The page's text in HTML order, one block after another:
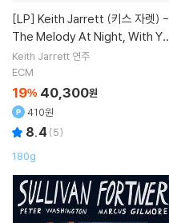
[LP]
The Melody At Night, With Yo
u [LP]
Keith Jarrett 연주
ECM
19% 40,300원
410원
8.4 (5)
180g